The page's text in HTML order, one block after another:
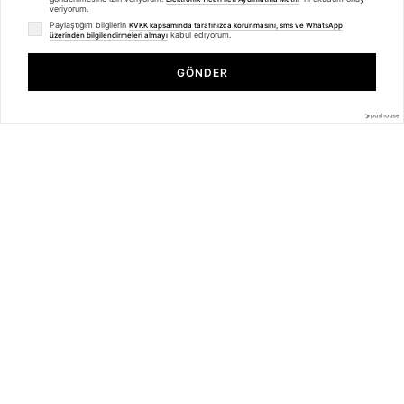
Sipariş İşlemleri
Whatsapp Müşteri Destek
veriyorum.
Paylaştığım bilgilerin KVKK kapsamında tarafınızca korunmasını, sms ve WhatsApp
üzerinden bilgilendirmeleri almayı kabul ediyorum.
GÖNDER